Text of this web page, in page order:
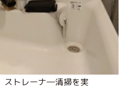
ストレーナ―清掃を実